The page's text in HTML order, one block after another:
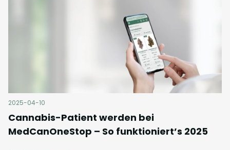
2025-04-10
Cannabis-Patient werden bei
MedCanOneStop – So funktioniert’s 2025